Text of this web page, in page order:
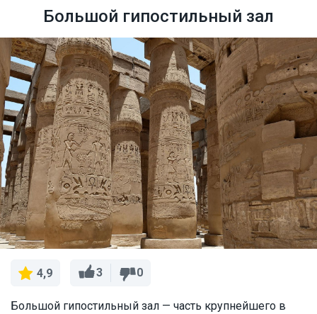
Большой гипостильный зал
4,9 3 0
Большой гипостильный зал — часть крупнейшего в